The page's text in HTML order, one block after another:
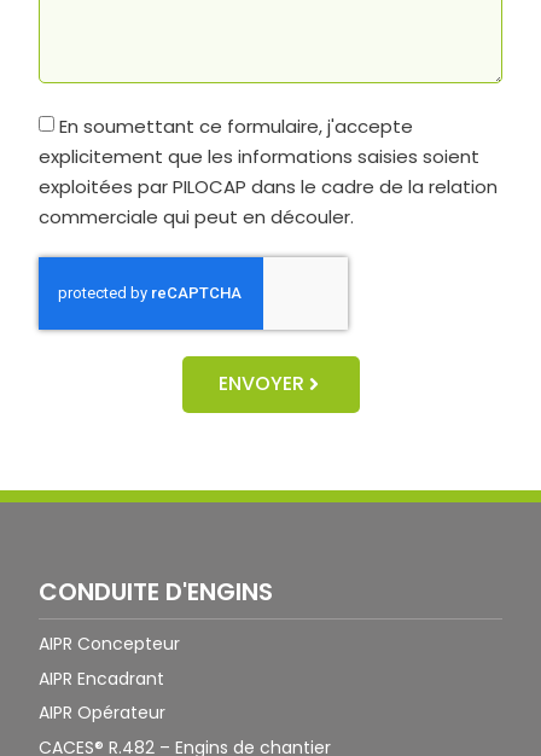
En soumettant ce formulaire, j'accepte
explicitement que les informations saisies soient
exploitées par PILOCAP dans le cadre de la relation
commerciale qui peut en découler.
ENVOYER
CONDUITE D'ENGINS
AIPR Concepteur
AIPR Encadrant
AIPR Opérateur
CACES® R.482 – Engins de chantier